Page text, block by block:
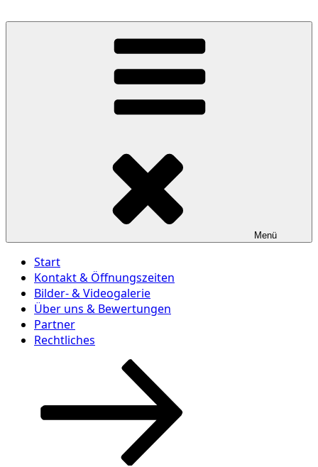
Inhalt
Andy's Engines – Andreas
Du suchst die Kfz-Meisterwerkstatt deines Vertrauens?
Menü
Start
Kontakt & Öffnungszeiten
Bilder- & Videogalerie
Über uns & Bewertungen
Partner
Rechtliches